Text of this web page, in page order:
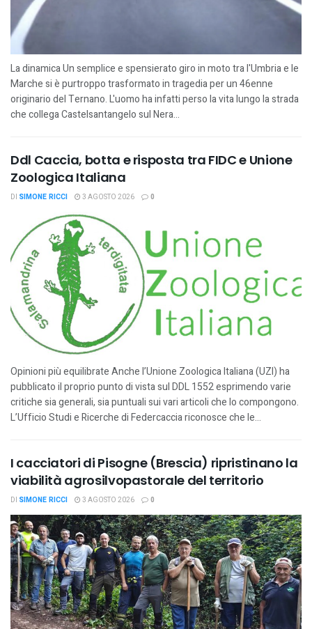
La dinamica Un semplice e spensierato giro in moto tra l'Umbria e le
Marche si è purtroppo trasformato in tragedia per un 46enne
originario del Ternano. L'uomo ha infatti perso la vita lungo la strada
che collega Castelsantangelo sul Nera...
Ddl Caccia, botta e risposta tra FIDC e Unione
Zoologica Italiana
DI SIMONE RICCI 3 AGOSTO 2026 0
Opinioni più equilibrate Anche l’Unione Zoologica Italiana (UZI) ha
pubblicato il proprio punto di vista sul DDL 1552 esprimendo varie
critiche sia generali, sia puntuali sui vari articoli che lo compongono.
L’Ufficio Studi e Ricerche di Federcaccia riconosce che le...
I cacciatori di Pisogne (Brescia) ripristinano la
viabilità agrosilvopastorale del territorio
DI SIMONE RICCI 3 AGOSTO 2026 0